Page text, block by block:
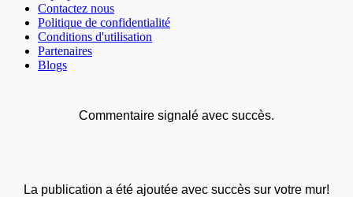
Contactez nous
Politique de confidentialité
Conditions d'utilisation
Partenaires
Blogs
Commentaire signalé avec succès.
La publication a été ajoutée avec succès sur votre mur!